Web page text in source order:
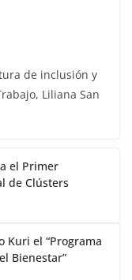
de inclusión y
Liliana San
el Primer
de Clústers
Kuri el “Programa
Bienestar”